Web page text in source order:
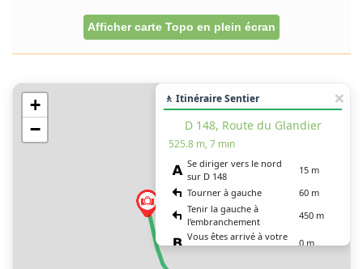
Afficher carte Topo en plein écran
+
−
🚶 Itinéraire Sentier
D 148, Route du Glandier
525.8 m, 7 min
Se diriger vers le nord
sur D 148
15 m
Tourner à gauche
60 m
Tenir la gauche à
l’embranchement
450 m
Vous êtes arrivé à votre
destination, sur la gauche
0 m